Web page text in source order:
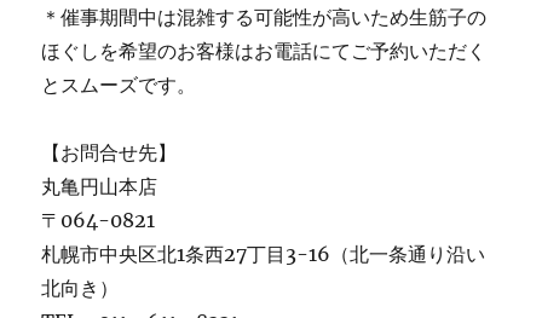
＊催事期間中は混雑する可能性が高いため生筋子の
ほぐしを希望のお客様はお電話にてご予約いただく
とスムーズです。
【お問合せ先】
丸亀円山本店
〒064-0821
札幌市中央区北1条西27丁目3-16（北一条通り沿い
北向き）